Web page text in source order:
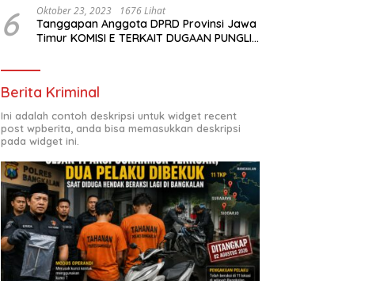
6 Oktober 23, 2023 1676 Lihat
Tanggapan Anggota DPRD Provinsi Jawa
Timur KOMISI E TERKAIT DUGAAN PUNGLI
Berita Kriminal
Ini adalah contoh deskripsi untuk widget recent
post wpberita, anda bisa memasukkan deskripsi
pada widget ini.